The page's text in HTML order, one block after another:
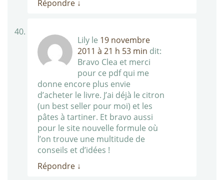
Répondre ↓
Lily le 19 novembre
2011 à 21 h 53 min dit:
Bravo Clea et merci
pour ce pdf qui me
donne encore plus envie
d’acheter le livre. J’ai déjà le citron
(un best seller pour moi) et les
pâtes à tartiner. Et bravo aussi
pour le site nouvelle formule où
l’on trouve une multitude de
conseils et d’idées !
Répondre ↓